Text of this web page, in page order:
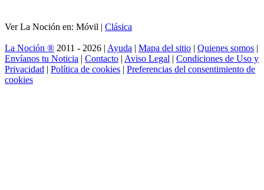
Ver La Noción en: Móvil | Clásica
La Noción ® 2011 - 2026 | Ayuda | Mapa del sitio | Quienes somos |
Envíanos tu Noticia | Contacto | Aviso Legal | Condiciones de Uso y
Privacidad | Política de cookies | Preferencias del consentimiento de
cookies